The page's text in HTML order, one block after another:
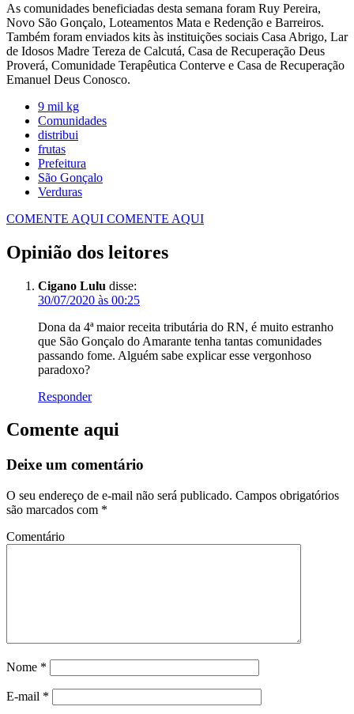
As comunidades beneficiadas desta semana foram Ruy Pereira,
Novo São Gonçalo, Loteamentos Mata e Redenção e Barreiros.
Também foram enviados kits às instituições sociais Casa Abrigo, Lar
de Idosos Madre Tereza de Calcutá, Casa de Recuperação Deus
Proverá, Comunidade Terapêutica Conterve e Casa de Recuperação
Emanuel Deus Conosco.
9 mil kg
Comunidades
distribui
frutas
Prefeitura
São Gonçalo
Verduras
COMENTE AQUI COMENTE AQUI
Opinião dos leitores
Cigano Lulu disse:
30/07/2020 às 00:25
Dona da 4ª maior receita tributária do RN, é muito estranho
que São Gonçalo do Amarante tenha tantas comunidades
passando fome. Alguém sabe explicar esse vergonhoso
paradoxo?
Responder
Comente aqui
Deixe um comentário
O seu endereço de e-mail não será publicado. Campos obrigatórios
são marcados com *
Comentário
Nome *
E-mail *